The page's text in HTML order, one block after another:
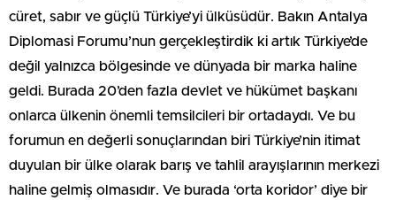
cüret, sabır ve güçlü Türkiye’yi ülküsüdür. Bakın Antalya
Diplomasi Forumu’nun gerçekleştirdik ki artık Türkiye’de
değil yalnızca bölgesinde ve dünyada bir marka haline
geldi. Burada 20’den fazla devlet ve hükümet başkanı
onlarca ülkenin önemli temsilcileri bir ortadaydı. Ve bu
forumun en değerli sonuçlarından biri Türkiye’nin itimat
duyulan bir ülke olarak barış ve tahlil arayışlarının merkezi
haline gelmiş olmasıdır. Ve burada ‘orta koridor’ diye bir